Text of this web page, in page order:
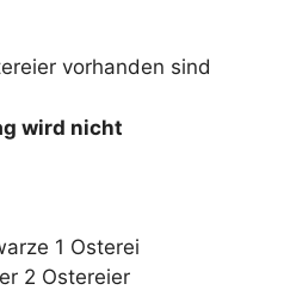
vorhanden sind
wird nicht
1 Osterei
2 Ostereier